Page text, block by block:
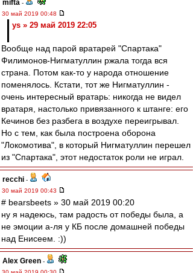
mifta -
30 май 2019 00:48
ys » 29 май 2019 22:05
Вообще над парой вратарей "Спартака"
Филимонов-Нигматуллин ржала тогда вся
страна. Потом как-то у народа отношение
поменялось. Кстати, тот же Нигматуллин -
очень интересный вратарь: никогда не видел
вратаря, настолько привязанного к штанге: его
Кечинов без разбега в воздухе переигрывал.
Но с тем, как была построена оборона
"Локомотива", в который Нигматуллин перешел
из "Спартака", этот недостаток роли не играл.
recchi -
30 май 2019 00:43
# bearsbeets » 30 май 2019 00:20
ну я надеюсь, там радость от победы была, а
не эмоции а-ля у КБ после домашней победы
над Енисеем. :))
Alex Green -